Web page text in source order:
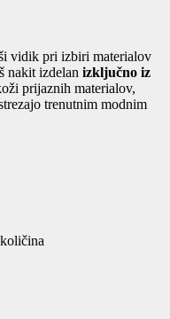
vidik pri izbiri materialov
nakit izdelan izključno iz
prijaznih materialov,
trenutnim modnim